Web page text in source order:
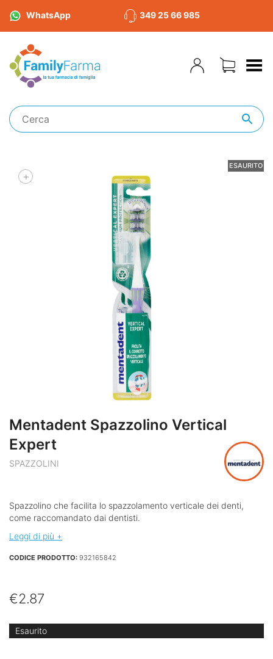
WhatsApp 349 25 66 985
Toggle Menu
ESAURITO
+
Mentadent Spazzolino Vertical
Expert
SPAZZOLINI
Spazzolino che facilita lo spazzolamento verticale dei denti,
come raccomandato dai dentisti.
Leggi di più +
CODICE PRODOTTO: 932165842
€2.87
Esaurito